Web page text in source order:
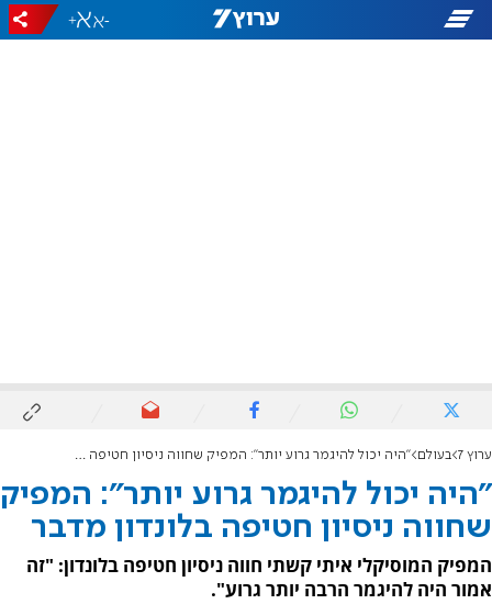
-
+
ערוץ 7 בעולם "היה יכול להיגמר גרוע יותר": המפיק שחווה ניסיון חטיפה בלונדון מדבר
"היה יכול להיגמר גרוע יותר": המפיק
שחווה ניסיון חטיפה בלונדון מדבר
המפיק המוסיקלי איתי קשתי חווה ניסיון חטיפה בלונדון: "זה
אמור היה להיגמר הרבה יותר גרוע".